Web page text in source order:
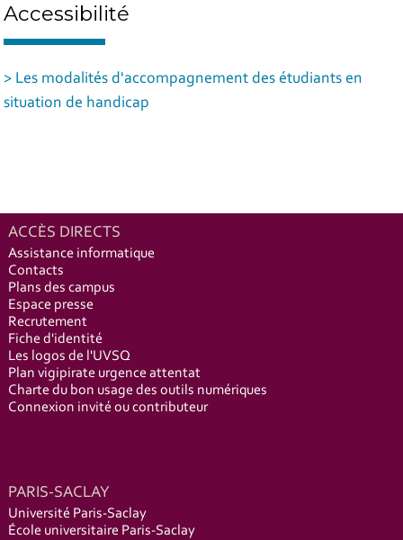
Accessibilité
> Les modalités d'accompagnement des étudiants en
situation de handicap
ACCÈS DIRECTS
Assistance informatique
Contacts
Plans des campus
Espace presse
Recrutement
Fiche d'identité
Les logos de l'UVSQ
Plan vigipirate urgence attentat
Charte du bon usage des outils numériques
Connexion invité ou contributeur
PARIS-SACLAY
Université Paris-Saclay
École universitaire Paris-Saclay